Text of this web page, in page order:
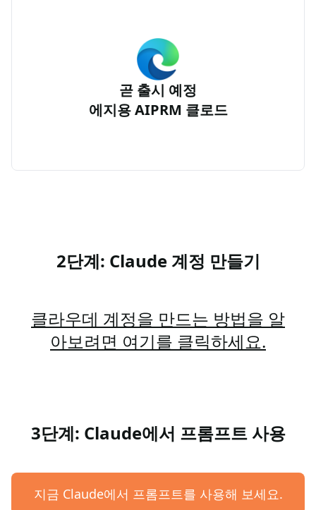
곧 출시 예정
에지용 AIPRM 클로드
2단계: Claude 계정 만들기
클라우데 계정을 만드는 방법을 알
아보려면 여기를 클릭하세요.
3단계: Claude에서 프롬프트 사용
지금 Claude에서 프롬프트를 사용해 보세요.